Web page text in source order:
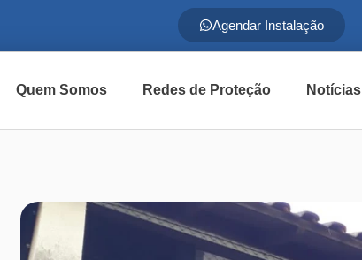
Agendar Instalação
Quem Somos Redes de Proteção Notícias